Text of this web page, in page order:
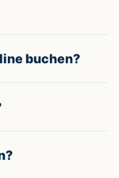
buchen?